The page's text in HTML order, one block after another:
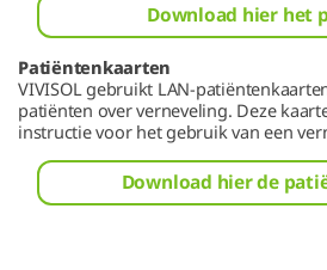
Download hier het
Patiëntenkaarten
VIVISOL gebruikt LAN-
patiënten over verneveling. Deze
instructie voor het gebruik van een
Download hier de